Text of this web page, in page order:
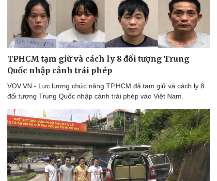
TPHCM tạm giữ và cách ly 8 đối tượng Trung
Quốc nhập cảnh trái phép
VOV.VN - Lực lượng chức năng TP.HCM đã tạm giữ và cách ly 8
đối tượng Trung Quốc nhập cảnh trái phép vào Việt Nam.